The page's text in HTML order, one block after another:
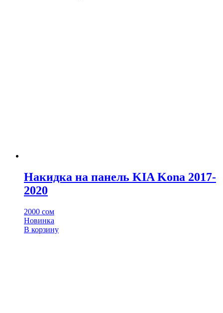
Накидка на панель KIA Kona 2017-
2020
2000 сом
Новинка
В корзину